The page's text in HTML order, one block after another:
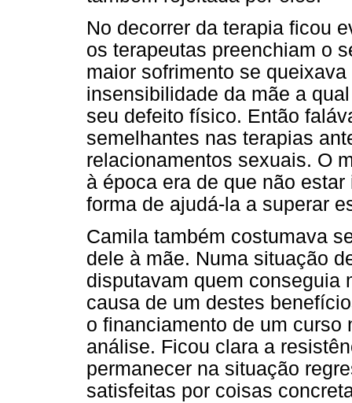
No decorrer da terapia ficou
os terapeutas preenchiam o
maior sofrimento se
insensibilidade da mãe a
seu defeito físico. Então
semelhantes nas terapias
relacionamentos sexuais. O
à época era de que não
forma de ajudá-la a superar
Camila também costumava
dele à mãe. Numa situação
disputavam quem conseguia
causa de um destes
o financiamento de um curso
análise. Ficou clara a
permanecer na situação
satisfeitas por coisas